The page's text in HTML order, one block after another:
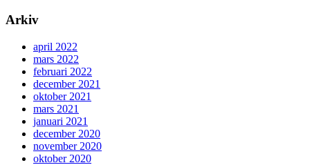
Arkiv
april 2022
mars 2022
februari 2022
december 2021
oktober 2021
mars 2021
januari 2021
december 2020
november 2020
oktober 2020